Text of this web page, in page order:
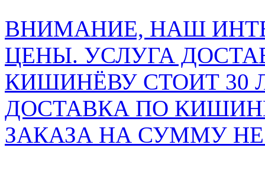
ВНИМАНИЕ, НАШ
ЦЕНЫ. УСЛУГА
КИШИНЁВУ СТОИТ 30
ДОСТАВКА ПО
ЗАКАЗА НА СУММУ НЕ